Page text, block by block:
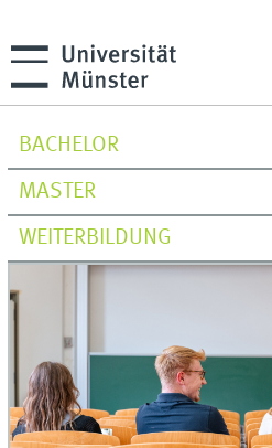
BACHELOR
MASTER
WEITERBILDUNG